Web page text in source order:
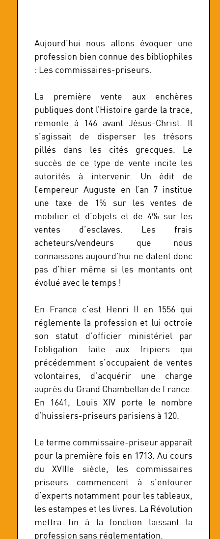
Aujourd’hui nous allons évoquer une
profession bien connue des bibliophiles
: Les commissaires-priseurs.
La première vente aux enchères
publiques dont l’Histoire garde la trace,
remonte à 146 avant Jésus-Christ. Il
s’agissait de disperser les trésors
pillés dans les cités grecques. Le
succès de ce type de vente incite les
autorités à intervenir. Un édit de
l’empereur Auguste en l’an 7 institue
une taxe de 1% sur les ventes de
mobilier et d’objets et de 4% sur les
ventes d’esclaves. Les frais
acheteurs/vendeurs que nous
connaissons aujourd’hui ne datent donc
pas d’hier même si les montants ont
évolué avec le temps !
En France c’est Henri II en 1556 qui
réglemente la profession et lui octroie
son statut d’officier ministériel par
l’obligation faite aux fripiers qui
précédemment s’occupaient de ventes
volontaires, d’acquérir une charge
auprès du Grand Chambellan de France.
En 1641, Louis XIV porte le nombre
d’huissiers-priseurs parisiens à 120.
Le terme commissaire-priseur apparaît
pour la première fois en 1713. Au cours
du XVIIIe siècle, les commissaires
priseurs commencent à s’entourer
d’experts notamment pour les tableaux,
les estampes et les livres. La Révolution
mettra fin à la fonction laissant la
profession sans réglementation.